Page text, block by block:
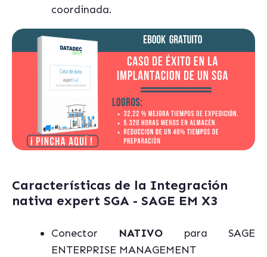
coordinada.
Características de la Integración
nativa expert SGA - SAGE EM X3
Conector NATIVO para SAGE
ENTERPRISE MANAGEMENT